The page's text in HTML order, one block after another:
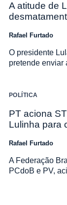
A atitude de
Rafael Furtado
O presidente
pretende enviar
POLÍTICA
PT aciona
Lulinha para
Rafael Furtado
A Federação
PCdoB e PV,